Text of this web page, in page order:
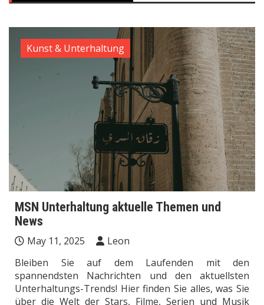
Kunst & Unterhaltung
MSN Unterhaltung aktuelle Themen und
News
May 11, 2025
Leon
Bleiben Sie auf dem Laufenden mit den
spannendsten Nachrichten und den aktuellsten
Unterhaltungs-Trends! Hier finden Sie alles, was Sie
über die Welt der Stars, Filme, Serien und Musik